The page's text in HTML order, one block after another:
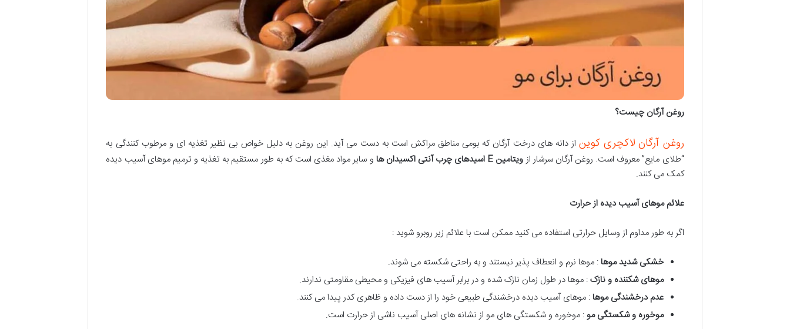
روغن آرگان چیست؟
روغن آرگان لاکچری کویناز دانه های درخت آرگان که بومی مناطق مراکش است به دست می آید. این روغن به دلیل خواص بی نظیر تغذیه ای و مرطوب کنندگی به
“طلای مایع” معروف است. روغن آرگان سرشار ازویتامین اسیدهای چرب آنتی اکسیدان ها و سایر مواد مغذی است که به طور مستقیم به تغذیه و ترمیم موهای آسیب دیده
کمک می کنند.
علائم موهای آسیب دیده از حرارت
اگر به طور مداوم از وسایل حرارتی استفاده می کنید ممکن است با علائم زیر روبرو شوید :
خشکی شدید موها: موها نرم و انعطاف پذیر نیستند و به راحتی شکسته می شوند.
موهای شکننده و نازک: موها در طول زمان نازک شده و در برابر آسیب های فیزیکی و محیطی مقاومتی ندارند.
عدم درخشندگی موها: موهای آسیب دیده درخشندگی طبیعی خود را از دست داده و ظاهری کدر پیدا می کنند.
موخوره و شکستگی مو: موخوره و شکستگی های مو از نشانه های اصلی آسیب ناشی از حرارت است.